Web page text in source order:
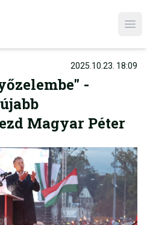
2025.10.23. 18:09
-
Magyar Péter